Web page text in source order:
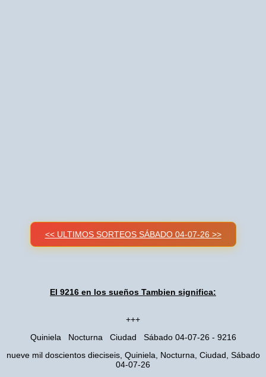
<< ULTIMOS SORTEOS SÁBADO 04-07-26 >>
El 9216 en los sueños Tambien significa:
+++
Quiniela Nocturna Ciudad Sábado 04-07-26 - 9216
nueve mil doscientos dieciseis, Quiniela, Nocturna, Ciudad, Sábado
04-07-26